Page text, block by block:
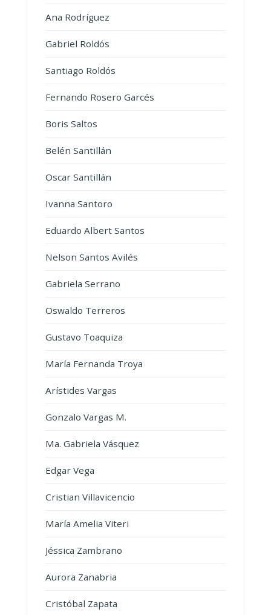
Ana Rodríguez
Gabriel Roldós
Santiago Roldós
Fernando Rosero Garcés
Boris Saltos
Belén Santillán
Oscar Santillán
Ivanna Santoro
Eduardo Albert Santos
Nelson Santos Avilés
Gabriela Serrano
Oswaldo Terreros
Gustavo Toaquiza
María Fernanda Troya
Arístides Vargas
Gonzalo Vargas M.
Ma. Gabriela Vásquez
Edgar Vega
Cristian Villavicencio
María Amelia Viteri
Jéssica Zambrano
Aurora Zanabria
Cristóbal Zapata